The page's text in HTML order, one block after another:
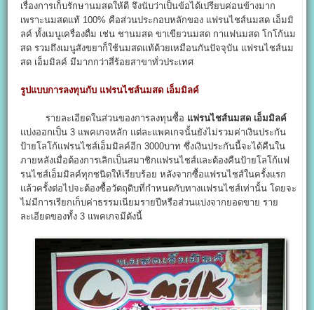
เรื่องการเก็บรักษานมสดให้ดี จึงนับว่าเป็นข้อได้เปรียบค่อนข้างมาก
เพราะนมสดแท้ 100% คือส่วนประกอบหลักของ แฟรนไชส์นมสด เอ็มมิ
ลค์ ทั้งเมนูเครื่องดื่ม เช่น ชานมสด ขาเขียวนมสด กาแฟนมสด โกโก้นม
สด รวมถึงเมนูสังขยาก็ใช้นมสดแท้ด้วยเหมือนกันปัจจุบัน แฟรนไชส์นม
สด เอ็มมิลค์ มีมากกว่าสี่ร้อยสาขาทั่วประเทศ
รูปแบบการลงทุนกับ แฟรนไชส์นมสด เอ็มมิลค์
รายละเอียดในส่วนของการลงทุนซื้อ แฟรนไชส์นมสด เอ็มมิลค์
แบ่งออกเป็น 3 แพคเกจหลัก แต่ละแพคเกจนั้นยังไม่รวมค่าเงินประกัน
ป้ายโลโก้แฟรนไชส์เอ็มมิลค์อีก 3000บาท ซึ่งเงินประกันนี้จะได้คืนใน
ภายหลังเมื่อต้องการเลิกเป็นสมาชิกแฟรนไชส์และต้องคืนป้ายโลโก้แฟ
รนไชส์เอ็มมิลค์ทุกชนิดให้เรียบร้อย หลังจากซื้อแฟรนไชส์ในครั้งแรก
แล้วครั้งต่อไปจะต้องซื้อวัตถุดิบที่กำหนดกับทางแฟรนไชส์เท่านั้น โดยจะ
ไม่มีการเรียกเก็บค่าธรรมเนียมรายปีหรือส่วนแบ่งจากยอดขาย ราย
ละเอียดของทั้ง 3 แพคเกจมีดังนี้